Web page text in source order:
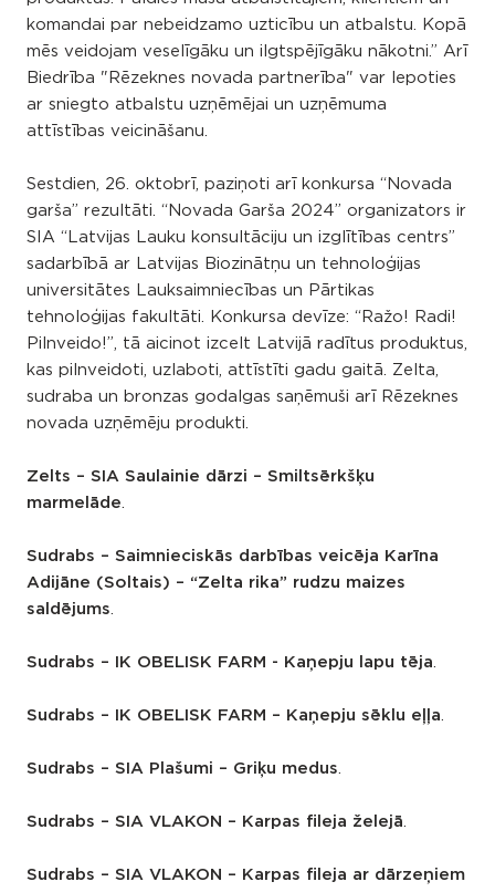
komandai par nebeidzamo uzticību un atbalstu. Kopā
mēs veidojam veselīgāku un ilgtspējīgāku nākotni.” Arī
Biedrība "Rēzeknes novada partnerība" var lepoties
ar sniegto atbalstu uzņēmējai un uzņēmuma
attīstības veicināšanu.
Sestdien, 26. oktobrī, paziņoti arī konkursa “Novada
garša” rezultāti. “Novada Garša 2024” organizators ir
SIA “Latvijas Lauku konsultāciju un izglītības centrs”
sadarbībā ar Latvijas Biozinātņu un tehnoloģijas
universitātes Lauksaimniecības un Pārtikas
tehnoloģijas fakultāti. Konkursa devīze: “Ražo! Radi!
Pilnveido!”, tā aicinot izcelt Latvijā radītus produktus,
kas pilnveidoti, uzlaboti, attīstīti gadu gaitā. Zelta,
sudraba un bronzas godalgas saņēmuši arī Rēzeknes
novada uzņēmēju produkti.
Zelts – SIA Saulainie dārzi – Smiltsērkšķu
marmelāde.
Sudrabs – Saimnieciskās darbības veicēja Karīna
Adijāne (Soltais) – “Zelta rika” rudzu maizes
saldējums.
Sudrabs – IK OBELISK FARM - Kaņepju lapu tēja.
Sudrabs – IK OBELISK FARM – Kaņepju sēklu eļļa.
Sudrabs – SIA Plašumi – Griķu medus.
Sudrabs – SIA VLAKON – Karpas fileja želejā.
Sudrabs – SIA VLAKON – Karpas fileja ar dārzeņiem